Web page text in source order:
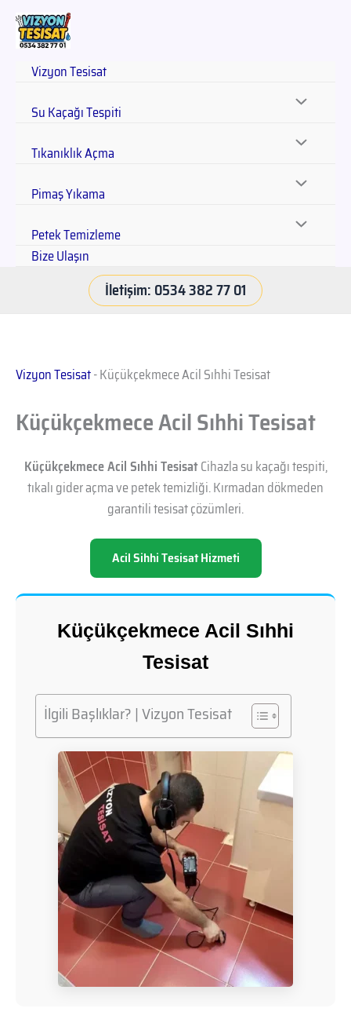
Vizyon Tesisat
Su Kaçağı Tespiti
Tıkanıklık Açma
Pimaş Yıkama
Petek Temizleme
Bize Ulaşın
İletişim: 0534 382 77 01
Vizyon Tesisat-Küçükçekmece Acil Sıhhi Tesisat
Küçükçekmece Acil Sıhhi Tesisat
Küçükçekmece Acil Sıhhi TesisatCihazla su kaçağı tespiti,
tıkalı gider açma ve petek temizliği. Kırmadan dökmeden
garantili tesisat çözümleri.
Acil Sihhi Tesisat Hizmeti
Küçükçekmece Acil Sıhhi
Tesisat
İlgili Başlıklar? | Vizyon Tesisat